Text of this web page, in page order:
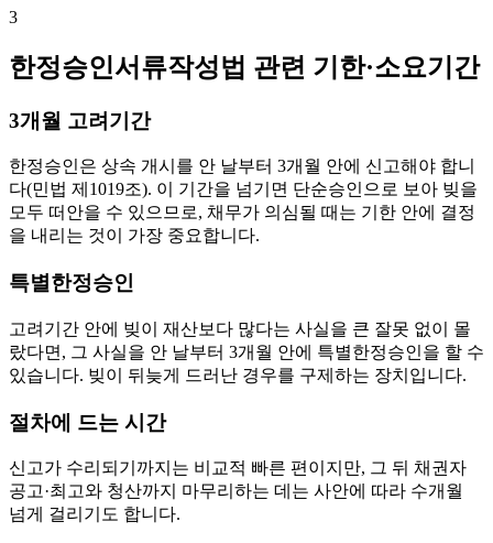
3
한정승인서류작성법 관련 기한·소요기간
3개월 고려기간
한정승인은 상속 개시를 안 날부터 3개월 안에 신고해야 합니
다(민법 제1019조). 이 기간을 넘기면 단순승인으로 보아 빚을
모두 떠안을 수 있으므로, 채무가 의심될 때는 기한 안에 결정
을 내리는 것이 가장 중요합니다.
특별한정승인
고려기간 안에 빚이 재산보다 많다는 사실을 큰 잘못 없이 몰
랐다면, 그 사실을 안 날부터 3개월 안에 특별한정승인을 할 수
있습니다. 빚이 뒤늦게 드러난 경우를 구제하는 장치입니다.
절차에 드는 시간
신고가 수리되기까지는 비교적 빠른 편이지만, 그 뒤 채권자
공고·최고와 청산까지 마무리하는 데는 사안에 따라 수개월
넘게 걸리기도 합니다.